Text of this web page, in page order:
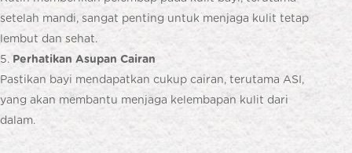
setelah mandi, sangat penting untuk menjaga kulit tetap
lembut dan sehat.
Perhatikan Asupan Cairan
Pastikan bayi mendapatkan cukup cairan, terutama ASI,
yang akan membantu menjaga kelembapan kulit dari
dalam.